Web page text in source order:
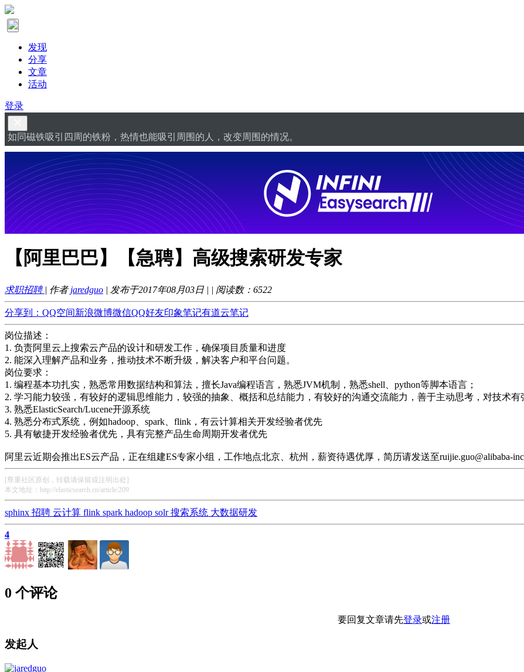
发现
分享
文章
活动
登录
如同磁铁吸引四周的铁粉，热情也能吸引周围的人，改变周围的情况。
【阿里巴巴】【急聘】高级搜索研发专家
求职招聘 | 作者jaredguo | 发布于2017年08月03日 | | 阅读数： 6522
分享到： QQ空间新浪微博微信QQ好友印象笔记有道云笔记
岗位描述：
1. 负责阿里云上搜索云产品的设计和研发工作，确保项目质量和进度
2. 能深入理解产品和业务，推动技术不断升级，解决客户和平台问题。
岗位要求：
1. 编程基本功扎实，熟悉常用数据结构和算法，擅长Java编程语言，熟悉JVM机制，熟悉shell、python等脚本语言；
2. 学习能力较强，有较好的逻辑思维能力，较强的抽象、概括和总结能力，有较好的沟通交流能力，善于主动思考，对技术有
3. 熟悉ElasticSearch/Lucene开源系统
4. 熟悉分布式系统，例如hadoop、spark、flink，有云计算相关开发经验者优先
5. 具有敏捷开发经验者优先，具有完整产品生命周期开发者优先
阿里云近期会推出ES云产品，正在组建ES专家小组，工作地点北京、杭州，薪资待遇优厚，简历请发送至ruijie.guo@alibaba-
[尊重社区原创，转载请保留或注明出处]
本文地址：http://elasticsearch.cn/article/209
sphinx 招聘 云计算 flink spark hadoop solr搜索系统 大数据研发
4
0 个评论
要回复文章请先登录或注册
发起人